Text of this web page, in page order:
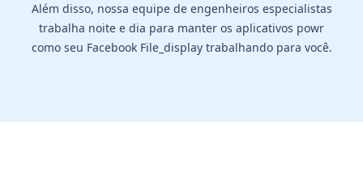
Além disso, nossa equipe de engenheiros especialistas
trabalha noite e dia para manter os aplicativos powr
como seu Facebook File_display trabalhando para você.